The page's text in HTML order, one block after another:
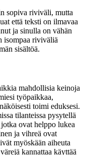
sopiva riviväli, mutta
että teksti on ilmavaa
ja sinulla on vähän
isompaa riviväliä
sisältöä.
mahdollisia keinoja
työpaikkaa,
toimi eduksesi.
tilanteissa pysytellä
ovat helppo lukea
ja vihreä ovat
myöskään aiheuta
kannattaa käyttää